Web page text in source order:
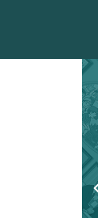
要